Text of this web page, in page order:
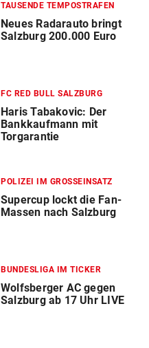
TAUSENDE TEMPOSTRAFEN
Neues Radarauto bringt
Salzburg 200.000 Euro
FC RED BULL SALZBURG
Haris Tabakovic: Der
Bankkaufmann mit
Torgarantie
POLIZEI IM GROSSEINSATZ
Supercup lockt die Fan-
Massen nach Salzburg
BUNDESLIGA IM TICKER
Wolfsberger AC gegen
Salzburg ab 17 Uhr LIVE